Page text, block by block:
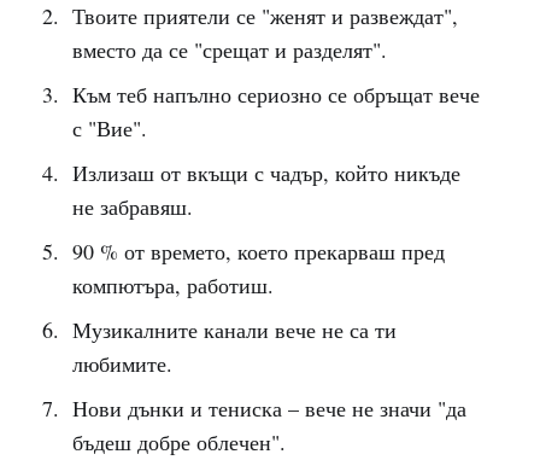
Твоите приятели се "женят и развеждат",
вместо да се "срещат и разделят".
Към теб напълно сериозно се обръщат вече
с "Вие".
Излизаш от вкъщи с чадър, който никъде
не забравяш.
90 % от времето, което прекарваш пред
компютъра, работиш.
Музикалните канали вече не са ти
любимите.
Нови дънки и тениска – вече не значи "да
бъдеш добре облечен".